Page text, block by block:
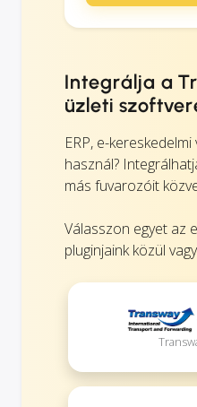
Integrálja a
üzleti
ERP, e-
használ?
más fuvarozóit
Válasszon egyet az
pluginjaink közül